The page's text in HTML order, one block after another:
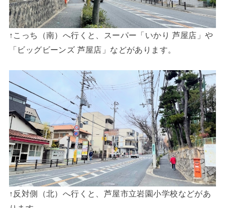
↑こっち（南）へ行くと、スーパー「いかり 芦屋店」や
「ビッグビーンズ 芦屋店」などがあります。
↑反対側（北）へ行くと、芦屋市立岩園小学校などがあ